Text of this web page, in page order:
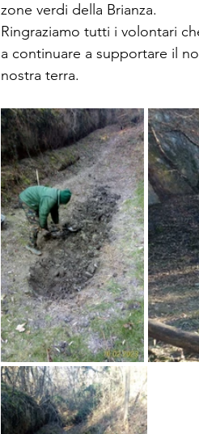
zone verdi della Brianza.
Ringraziamo tutti i volontari
a continuare a supportare il
nostra terra.